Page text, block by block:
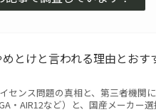
とけと言われる理由とおす
センス問題の真相と、第三者機関
・AIR12など）と、国産メーカー